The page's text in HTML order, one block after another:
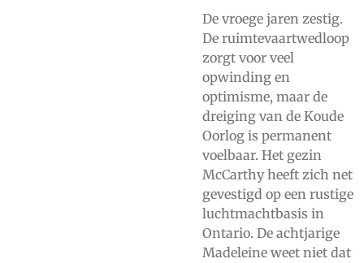
De vroege jaren zestig.
De ruimtevaartwedloop
zorgt voor veel
opwinding en
optimisme, maar de
dreiging van de Koude
Oorlog is permanent
voelbaar. Het gezin
McCarthy heeft zich net
gevestigd op een rustige
luchtmachtbasis in
Ontario. De achtjarige
Madeleine weet niet dat